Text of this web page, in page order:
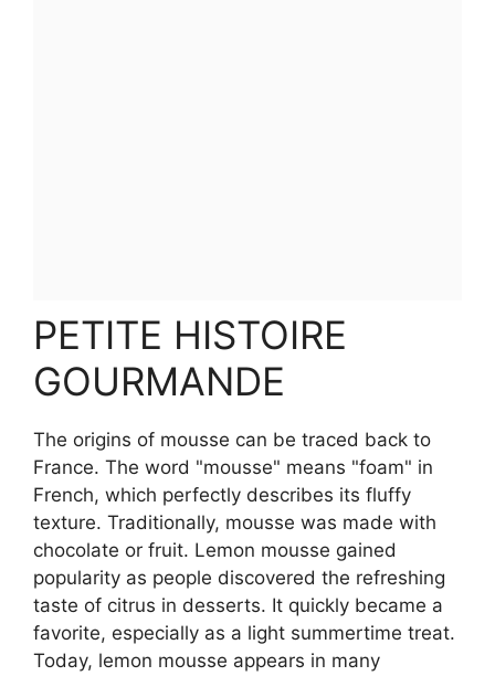
PETITE HISTOIRE
GOURMANDE
The origins of mousse can be traced back to
France. The word "mousse" means "foam" in
French, which perfectly describes its fluffy
texture. Traditionally, mousse was made with
chocolate or fruit. Lemon mousse gained
popularity as people discovered the refreshing
taste of citrus in desserts. It quickly became a
favorite, especially as a light summertime treat.
Today, lemon mousse appears in many